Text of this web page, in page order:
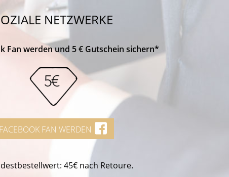
NETZWERKE
Fan werden und 5 € Gutschein sichern*
FACEBOOK FAN WERDEN
45€ nach Retoure.